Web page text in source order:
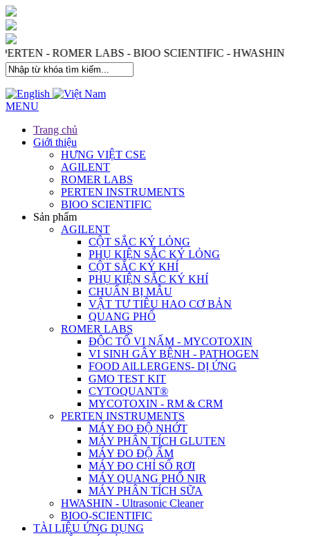
- ROMER LABS - BIOO SCIENTIFIC - HWASHIN
MENU
Trang chủ
Giới thiệu
HƯNG VIỆT CSE
AGILENT
ROMER LABS
PERTEN INSTRUMENTS
BIOO SCIENTIFIC
Sản phẩm
AGILENT
CỘT SẮC KÝ LỎNG
PHỤ KIỆN SẮC KÝ LỎNG
CỘT SẮC KÝ KHÍ
PHỤ KIỆN SẮC KÝ KHÍ
CHUẨN BỊ MẪU
VẬT TƯ TIÊU HAO CƠ BẢN
QUANG PHỔ
ROMER LABS
ĐỘC TỐ VI NẤM - MYCOTOXIN
VI SINH GÂY BỆNH - PATHOGEN
FOOD AlLLERGENS- DỊ ỨNG
GMO TEST KIT
CYTOQUANT®
MYCOTOXIN - RM & CRM
PERTEN INSTRUMENTS
MÁY ĐO ĐỘ NHỚT
MÁY PHÂN TÍCH GLUTEN
MÁY ĐO ĐỘ ẨM
MÁY ĐO CHỈ SỐ RƠI
MÁY QUANG PHỔ NIR
MÁY PHÂN TÍCH SỮA
HWASHIN - Ultrasonic Cleaner
BIOO-SCIENTIFIC
TÀI LIỆU ỨNG DỤNG